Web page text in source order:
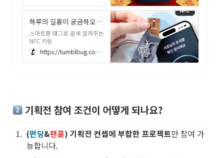
하루의 길흉이 궁금하오? 사주 NFC 키링
스마트폰 태그로 운세 알려주는
NFC 키링
https://tumblbug.com/nfcfortune
기획전 참여 조건이 어떻게 되나요?
1. (펀딩&팬콜) 기획전 컨셉에 부합한 프로젝트만 참여 가
능합니다.